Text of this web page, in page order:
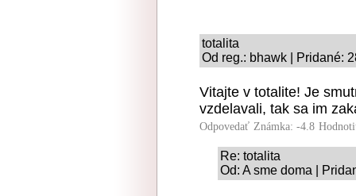
totalita
Od reg.: bhawk | Pridané:
Vitajte v totalite! Je
vzdelavali, tak sa im
Odpovedať Známka: -4.8
Re: totalita
Od: A sme doma |